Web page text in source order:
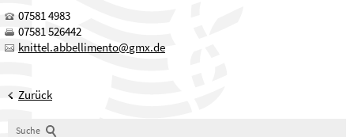
07581 4983
07581 526442
kn tt l bb ll m nt gmx d
Zurück
Suche